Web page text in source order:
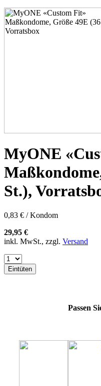
53D
53E
53F
57H
57K
60E
60F
60G
60H
60K
60L
64E
64F
64L
64M
MyONE
St.),
0,83 € / Kondom
29,95 €
inkl. MwSt., zzgl. Versand
Eintüten
Passen